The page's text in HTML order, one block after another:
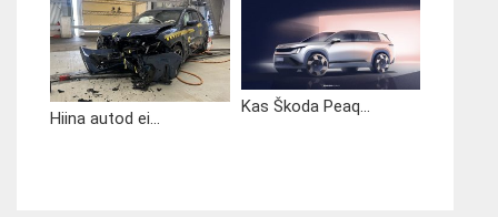
Hiina autod ei...
Kas Škoda Peaq...